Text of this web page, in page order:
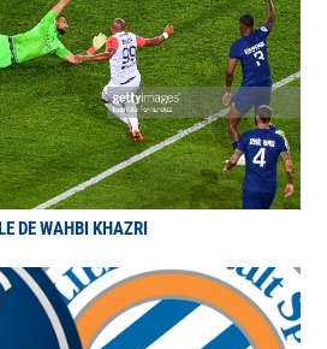
DE WAHBI KHAZRI